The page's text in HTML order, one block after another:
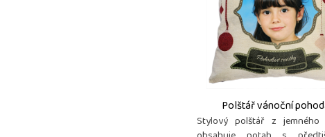
Polštář vánoční
Stylový polštář z jemného